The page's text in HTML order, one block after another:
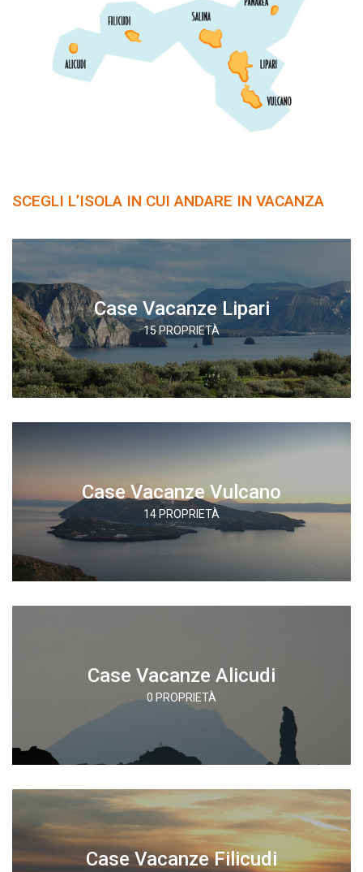
SCEGLI L’ISOLA IN CUI ANDARE IN VACANZA
Case Vacanze Lipari
15 PROPRIETÀ
Case Vacanze Vulcano
14 PROPRIETÀ
Case Vacanze Alicudi
0 PROPRIETÀ
Case Vacanze Filicudi